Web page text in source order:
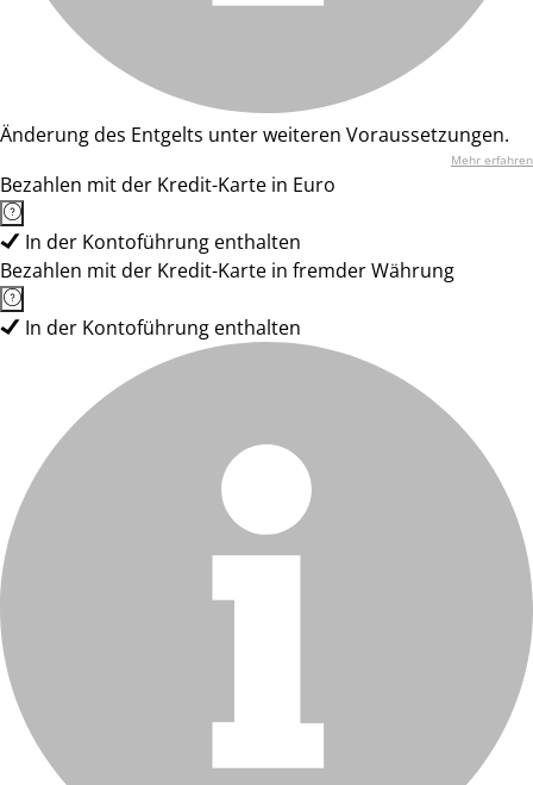
Änderung des Entgelts unter weiteren Voraussetzungen.
Mehr erfahren
Bezahlen mit der Kredit-Karte in Euro
In der Kontoführung enthalten
Bezahlen mit der Kredit-Karte in fremder Währung
In der Kontoführung enthalten